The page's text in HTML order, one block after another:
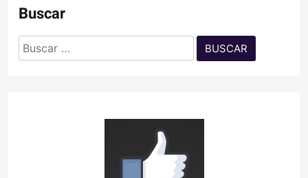
Buscar
Buscar: